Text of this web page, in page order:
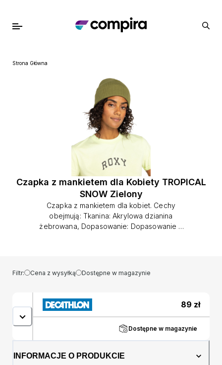
Strona Główna
Czapka z mankietem dla Kobiety TROPICAL
SNOW Zielony
Czapka z mankietem dla kobiet. Cechy
obejmują: Tkanina: Akrylowa dzianina
żebrowana, Dopasowanie: Dopasowanie z
Przeznaczenie: female Marka: ROXY
Filtr: Cena z wysyłką Dostępne w magazynie
89 zł
Dostępne w magazynie
INFORMACJE O PRODUKCIE